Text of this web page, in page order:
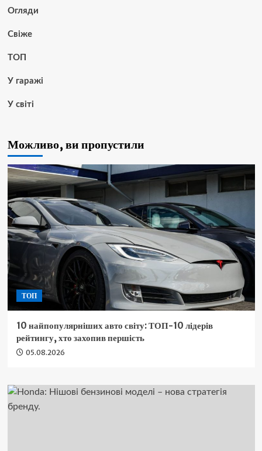
Огляди
Свіже
ТОП
У гаражі
У світі
Можливо, ви пропустили
ТОП
10 найпопулярніших авто світу: ТОП-10 лідерів
рейтингу, хто захопив першість
05.08.2026